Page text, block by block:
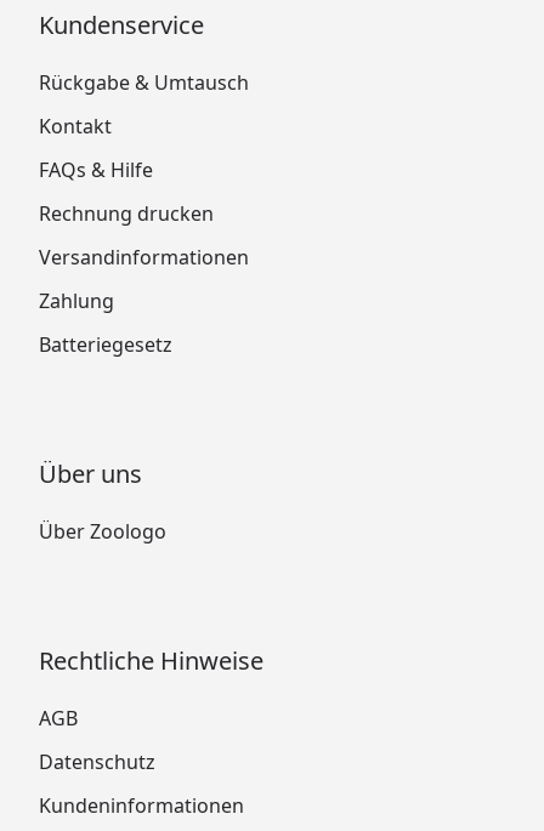
Kundenservice
Rückgabe & Umtausch
Kontakt
FAQs & Hilfe
Rechnung drucken
Versandinformationen
Zahlung
Batteriegesetz
Über uns
Über Zoologo
Rechtliche Hinweise
AGB
Datenschutz
Kundeninformationen